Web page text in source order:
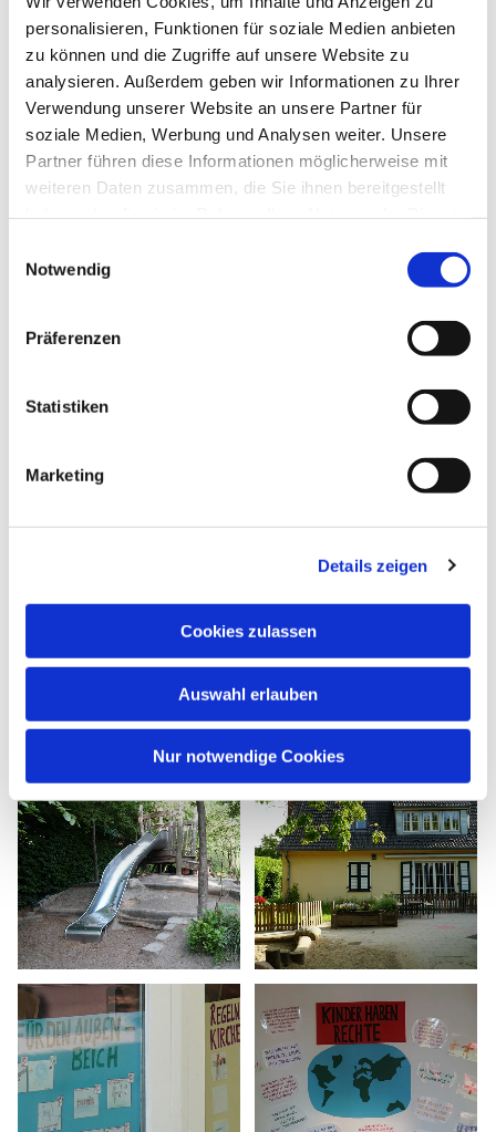
personalisieren, Funktionen für soziale Medien anbieten
zu können und die Zugriffe auf unsere Website zu
analysieren. Außerdem geben wir Informationen zu Ihrer
Verwendung unserer Website an unsere Partner für
soziale Medien, Werbung und Analysen weiter. Unsere
Partner führen diese Informationen möglicherweise mit
weiteren Daten zusammen, die Sie ihnen bereitgestellt
Notwendig
Präferenzen
Statistiken
Marketing
Details zeigen
Cookies zulassen
Auswahl erlauben
Nur notwendige Cookies
Zu unserem Haus, das abseits der Straße liegt, gehört ein ca.
Möglichkeiten zum Spielen, Toben, Ausprobieren, Entdecken